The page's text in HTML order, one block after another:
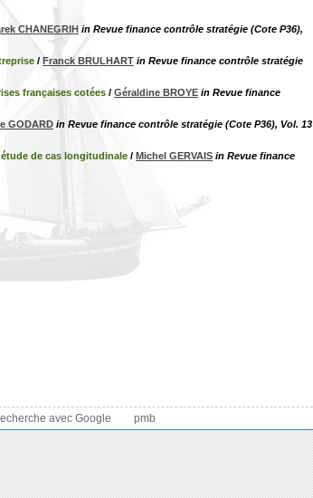
CHANEGRIH in Revue finance contrôle stratégie (Cote P36),
/ Franck BRULHART in Revue finance contrôle stratégie
françaises cotées / Géraldine BROYE in Revue finance
GODARD in Revue finance contrôle stratégie (Cote P36), Vol. 13
de cas longitudinale / Michel GERVAIS in Revue finance
avec Google pmb